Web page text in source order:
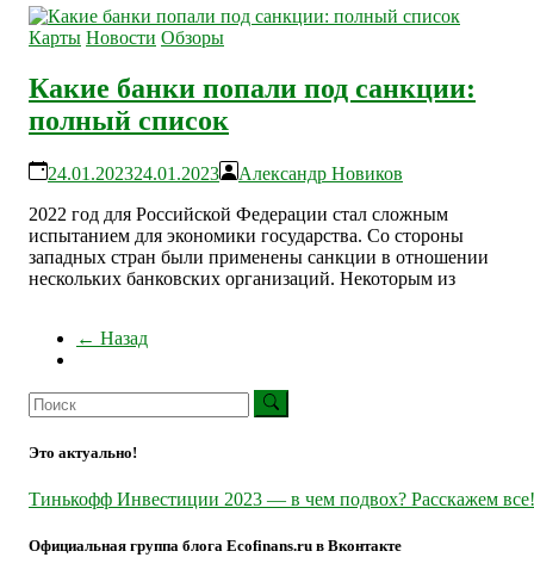
Карты Новости Обзоры
Какие банки попали под санкции:
полный список
24.01.202324.01.2023
Александр Новиков
2022 год для Российской Федерации стал сложным
испытанием для экономики государства. Со стороны
западных стран были применены санкции в отношении
нескольких банковских организаций. Некоторым из
← Назад
Это актуально!
Тинькофф Инвестиции 2023 — в чем подвох? Расскажем все!
Официальная группа блога Ecofinans.ru в Вконтакте